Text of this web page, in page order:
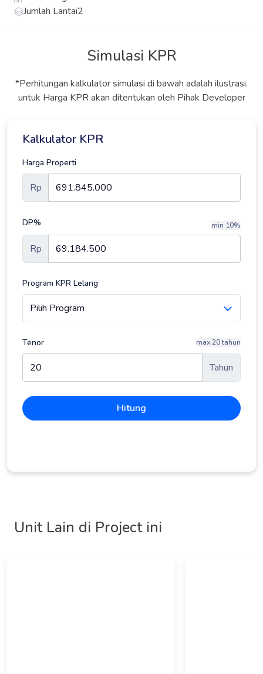
Jumlah Lantai2
Simulasi KPR
*Perhitungan kalkulator simulasi di bawah adalah ilustrasi.
untuk Harga KPR akan ditentukan oleh Pihak Developer
Kalkulator KPR
Harga Properti
Rp
DP% min 10%
Rp
Program KPR Lelang
Tenor max 20 tahun
Tahun
Hitung
Unit Lain di Project ini